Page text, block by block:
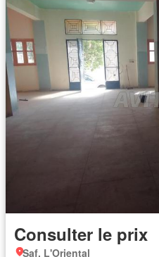
Consulter le prix
Saf, L'Oriental